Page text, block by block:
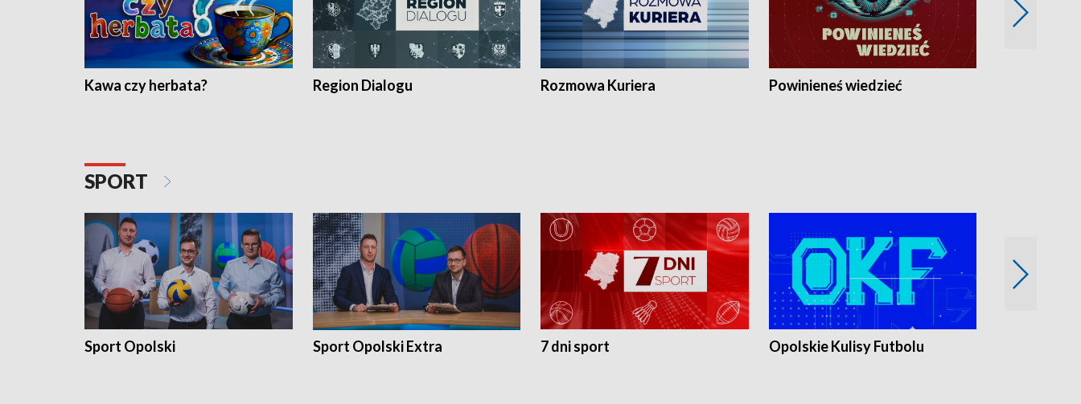
Kawa czy herbata? Region Dialogu Rozmowa Kuriera Powinieneś wiedzieć
SPORT
Sport Opolski Sport Opolski Extra 7 dni sport Opolskie Kulisy Futbolu